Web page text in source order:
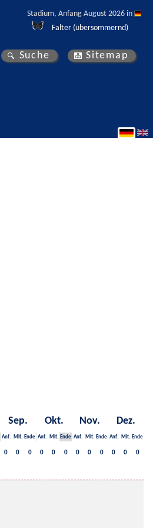
Stadium, Anfang August 2026 in
Falter (übersommernd)
Suche Sitemap
Sep. Okt. Nov. Dez.
Anf. Mit. Ende Anf. Mit. Ende Anf. Mit. Ende Anf. Mit. Ende
0 0 0 0 0 0 0 0 0 0 0 0